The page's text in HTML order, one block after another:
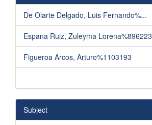
De Olarte Delgado, Luis Fernando%...
Espana Ruiz, Zuleyma Lorena%896223
Figueroa Arcos, Arturo%1103193
Subject